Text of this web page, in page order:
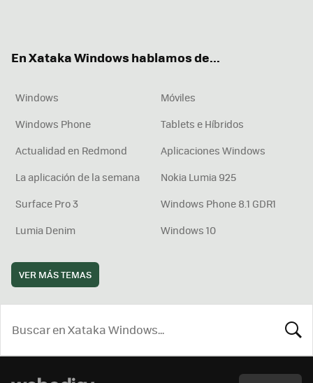
En Xataka Windows hablamos de...
Windows
Móviles
Windows Phone
Tablets e Híbridos
Actualidad en Redmond
Aplicaciones Windows
La aplicación de la semana
Nokia Lumia 925
Surface Pro 3
Windows Phone 8.1 GDR1
Lumia Denim
Windows 10
VER MÁS TEMAS